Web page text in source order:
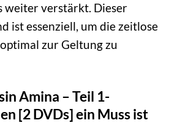
weiter verstärkt. Dieser
ist essenziell, um die zeitlose
zur Geltung zu
Amina – Teil 1-
[2 DVDs] ein Muss ist